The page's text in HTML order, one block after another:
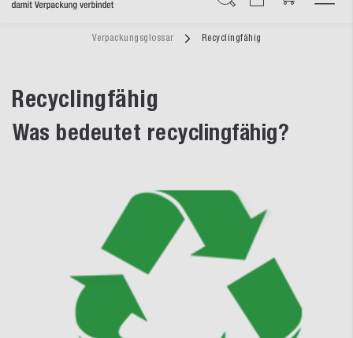
Verpackungsglossar Recyclingfähig
Recyclingfähig
Was bedeutet recyclingfähig?